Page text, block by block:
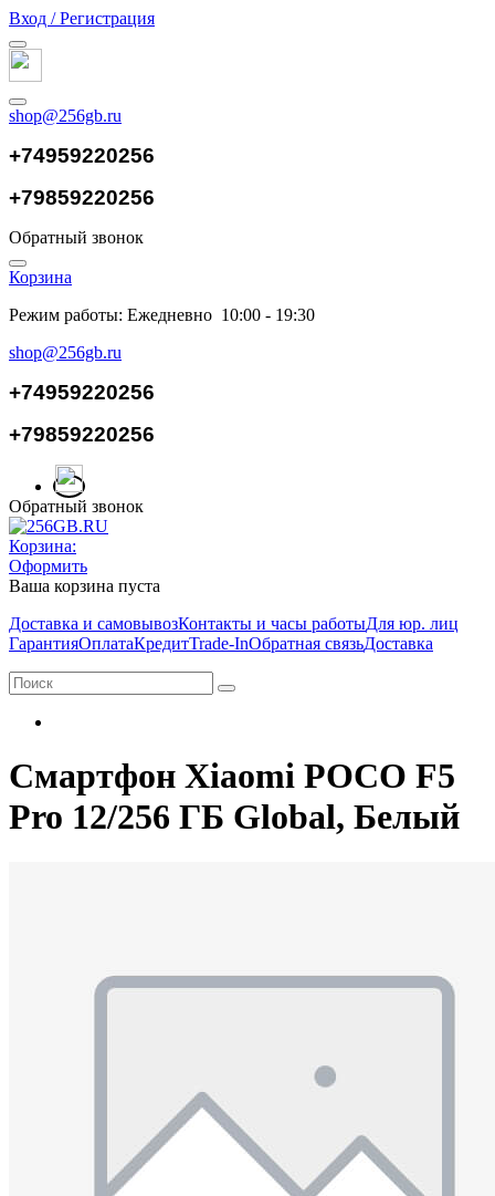
Вход / Регистрация
shop@256gb.ru
+74959220256
+79859220256
Обратный звонок
Корзина
Режим работы: Ежедневно 10:00 - 19:30
shop@256gb.ru
+74959220256
+79859220256
Обратный звонок
Корзина:
Оформить
Ваша корзина пуста
Доставка и самовывозКонтакты и часы работыДля юр. лиц
ГарантияОплатаКредитTrade-InОбратная связьДоставка
Смартфон Xiaomi POCO F5
Pro 12/256 ГБ Global, Белый